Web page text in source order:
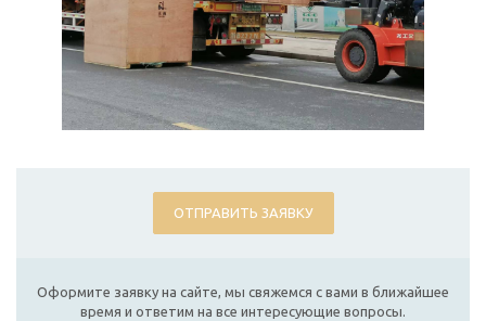
ОТПРАВИТЬ ЗАЯВКУ
Оформите заявку на сайте, мы свяжемся с вами в ближайшее
время и ответим на все интересующие вопросы.